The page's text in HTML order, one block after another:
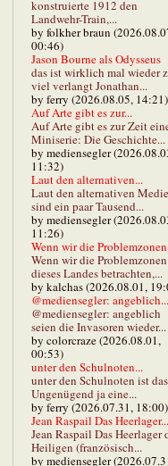
konstruierte 1912 den
Landwehr-Train,...
by folkher braun
00:46)
Jason Bourne als Odysseus
das ist wirklich mal wieder
viel verlangt Jonathan...
by ferry (2026.08.05, 14:21)
Auf Arte gibt es zur...
Auf Arte gibt es zur Zeit
Miniserie: Die Geschichte...
by mediensegler
11:32)
Laut den alternativen...
Laut den alternativen
sind ein paar Tausend...
by mediensegler
11:26)
Wenn wir die
Wenn wir die Problemzonen
dieses Landes betrachten,...
by kalchas (2026.08.01,
@mediensegler: angeblich...
@mediensegler: angeblich
seien die Invasoren wieder...
by colorcraze (2026.08.01,
00:53)
unter den Schulnoten...
unter den Schulnoten ist das
Ungenügend ja eine...
by ferry (2026.07.31, 18:00)
Jean Raspail Das Heerlager...
Jean Raspail Das Heerlager
Heiligen (französisch...
by mediensegler